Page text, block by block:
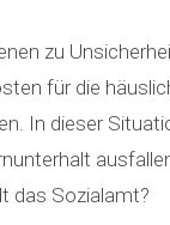
zu
für die
In dieser
das Sozialamt?